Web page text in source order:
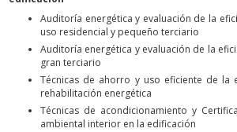
Auditoría energética y evaluación de la
uso residencial y pequeño terciario
Auditoría energética y evaluación de la
gran terciario
Técnicas de ahorro y uso eficiente de la
rehabilitación energética
Técnicas de acondicionamiento y
ambiental interior en la edificación